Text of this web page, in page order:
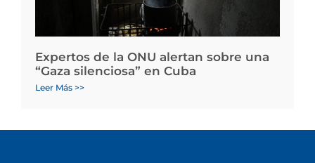
Expertos de la ONU alertan sobre una
“Gaza silenciosa” en Cuba
Leer Más >>